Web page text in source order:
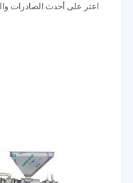
اعثر على أحدث الصادرات